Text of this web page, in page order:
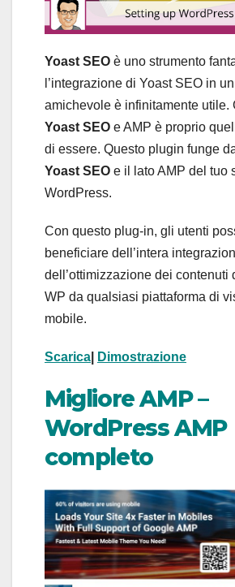
Yoast SEO è uno strumento
l’integrazione di Yoast SEO in
amichevole è infinitamente utile.
Yoast SEO e AMP è proprio
di essere. Questo plugin funge
Yoast SEO e il lato AMP del tuo
WordPress.
Con questo plug-in, gli utenti
beneficiare dell’intera
dell’ottimizzazione dei contenuti
WP da qualsiasi piattaforma di
mobile.
Scarica Dimostrazione
Migliore AMP –
WordPress AMP
completo